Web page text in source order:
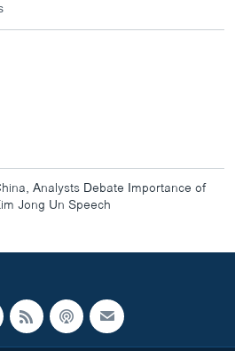
Analysts Debate Importance of
Jong Un Speech